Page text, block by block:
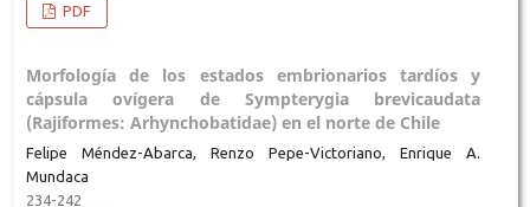
PDF
Morfología de los estados embrionarios tardíos y
cápsula ovígera de Sympterygia brevicaudata
(Rajiformes: Arhynchobatidae) en el norte de Chile
Felipe Méndez-Abarca, Renzo Pepe-Victoriano, Enrique A.
Mundaca
234-242